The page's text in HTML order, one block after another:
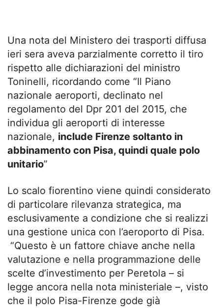
Una nota del Ministero dei trasporti diffusa
ieri sera aveva parzialmente corretto il tiro
rispetto alle dichiarazioni del ministro
Toninelli, ricordando come “Il Piano
nazionale aeroporti, declinato nel
regolamento del Dpr 201 del 2015, che
individua gli aeroporti di interesse
nazionale, include Firenze soltanto in
abbinamento con Pisa, quindi quale polo
unitario”
Lo scalo fiorentino viene quindi considerato
di particolare rilevanza strategica, ma
esclusivamente a condizione che si realizzi
una gestione unica con l’aeroporto di Pisa.
“Questo è un fattore chiave anche nella
valutazione e nella programmazione delle
scelte d’investimento per Peretola – si
legge ancora nella nota ministeriale –, visto
che il polo Pisa-Firenze gode già